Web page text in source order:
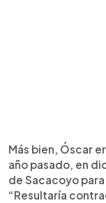
Más bien, Óscar
año pasado, en
de Sacacoyo
“Resultaría